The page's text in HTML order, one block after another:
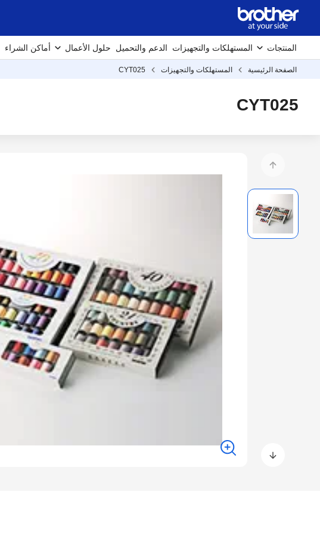
المنتجات المستهلكات والتجهيزات الدعم والتحميل حلول الأعمال أماكن الشراء
الصفحة الرئيسية المستهلكات والتجهيزات CYT025
CYT025